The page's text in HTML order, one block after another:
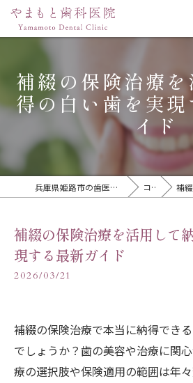
補綴の保険治療
得の白い歯を実
イド
兵庫県姫路市の歯医者ならやまもと歯科医院 コラム 補綴の
補綴の保険治療を活用して
現する最新ガイド
2026/03/21
補綴の保険治療で本当に納得でき
でしょうか？歯の美容や治療に関
療の選択肢や保険適用の範囲は年